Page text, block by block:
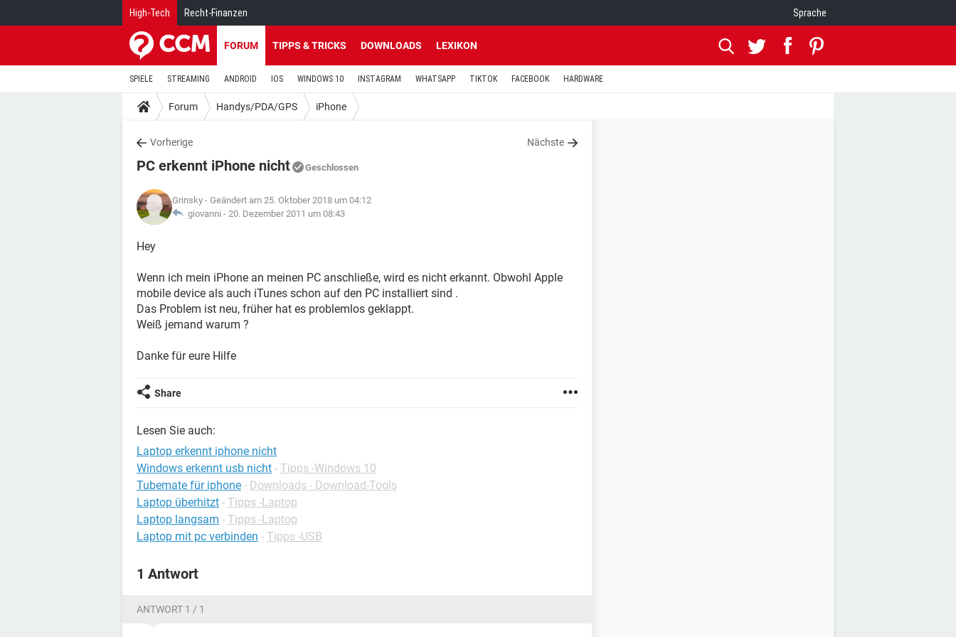
High-Tech Recht-Finanzen Sprache
FORUM TIPPS & TRICKS DOWNLOADS LEXIKON
SPIELE STREAMING ANDROID IOS WINDOWS 10 INSTAGRAM WHATSAPP TIKTOK FACEBOOK HARDWARE
Forum Handys/PDA/GPS iPhone
Vorherige Nächste
PC erkennt iPhone nicht Geschlossen
Grinsky - Geändert am 25. Oktober 2018 um 04:12
giovanni - 20. Dezember 2011 um 08:43
Hey
Wenn ich mein iPhone an meinen PC anschließe, wird es nicht erkannt. Obwohl Apple
mobile device als auch iTunes schon auf den PC installiert sind .
Das Problem ist neu, früher hat es problemlos geklappt.
Weiß jemand warum ?
Danke für eure Hilfe
Share
Lesen Sie auch:
Laptop erkennt iphone nicht
Windows erkennt usb nicht - Tipps -Windows 10
Tubemate für iphone - Downloads - Download-Tools
Laptop überhitzt - Tipps -Laptop
Laptop langsam - Tipps -Laptop
Laptop mit pc verbinden - Tipps -USB
1 Antwort
ANTWORT 1 / 1